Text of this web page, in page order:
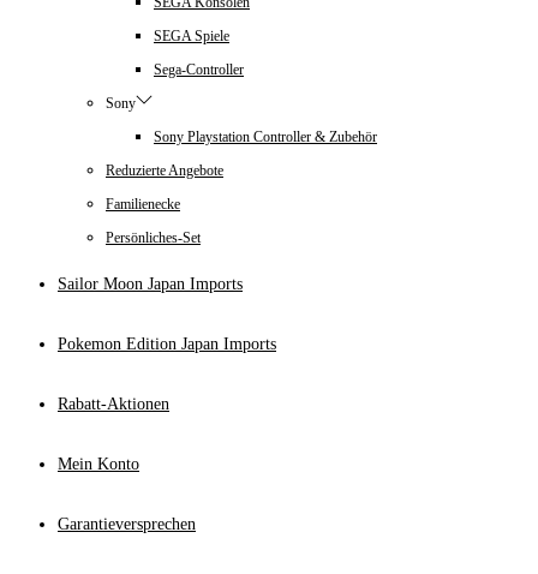
SEGA Spiele
Sega-Controller
Sony
Sony Playstation Controller & Zubehör
Reduzierte Angebote
Familienecke
Persönliches-Set
Sailor Moon Japan Imports
Pokemon Edition Japan Imports
Rabatt-Aktionen
Mein Konto
Garantieversprechen